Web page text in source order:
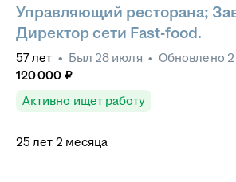
Внутренние коммуникации •
персонала
Кадровое планирование
Кадровая стратегия
Управляющий ресторана;
Директор сети Fast-food.
57лет • Был 28 июля • Обновлено
120 000 ₽
Активно ищет работу
25 лет 2 месяца